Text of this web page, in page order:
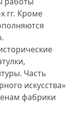
гг. Кроме
Часть
искусства»
фабрики